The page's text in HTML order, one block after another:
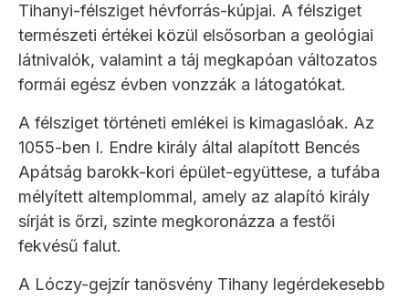
Tihanyi-félsziget hévforrás-kúpjai. A félsziget
természeti értékei közül elsősorban a geológiai
látnivalók, valamint a táj megkapóan változatos
formái egész évben vonzzák a látogatókat.
A félsziget történeti emlékei is kimagaslóak. Az
1055-ben I. Endre király által alapított Bencés
Apátság barokk-kori épület-együttese, a tufába
mélyített altemplommal, amely az alapító király
sírját is őrzi, szinte megkoronázza a festői
fekvésű falut.
A Lóczy-gejzír tanösvény Tihany legérdekesebb